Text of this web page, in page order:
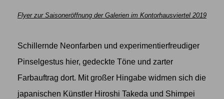
Flyer zur Saisoneröffnung der Galerien im Kontorhausviertel 2019
Schillernde Neonfarben und experimentierfreudiger
Pinselgestus hier, gedeckte Töne und zarter
Farbauftrag dort. Mit großer Hingabe widmen sich die
japanischen Künstler Hiroshi Takeda und Shimpei